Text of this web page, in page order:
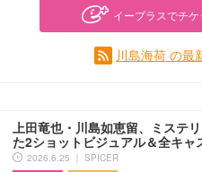
イープラスでチ
川島海荷 の最
上田竜也・川島如恵留、ミステ
た2ショットビジュアル＆全キ
2026.6.25 ｜ SPICER